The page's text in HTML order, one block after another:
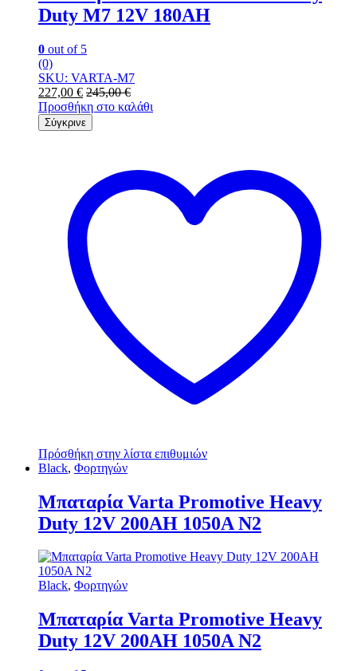
Duty M7 12V 180AH
0 out of 5
(0)
SKU: VARTA-M7
227,00 € 245,00€
Προσθήκη στο καλάθι
Σύγκρινε
Πρόσθήκη στην λίστα επιθυμιών
Black, Φορτηγών
Μπαταρία Varta Promotive Heavy
Duty 12V 200AH 1050Α Ν2
Black, Φορτηγών
Μπαταρία Varta Promotive Heavy
Duty 12V 200AH 1050Α Ν2